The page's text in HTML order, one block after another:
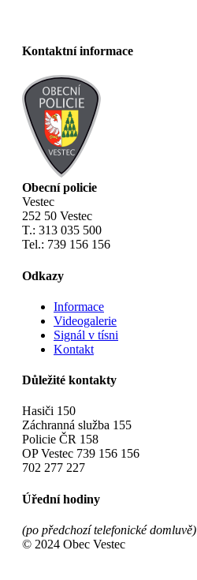
Kontaktní informace
Obecní policie
Vestec
252 50 Vestec
T.: 313 035 500
Tel.: 739 156 156
Odkazy
Informace
Videogalerie
Signál v tísni
Kontakt
Důležité kontakty
Hasiči 150
Záchranná služba 155
Policie ČR 158
OP Vestec 739 156 156
702 277 227
Úřední hodiny
(po předchozí telefonické domluvě)
© 2024 Obec Vestec